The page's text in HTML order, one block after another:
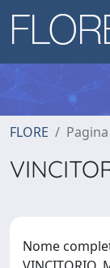
FLORE
Nome